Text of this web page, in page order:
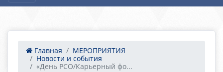
Главная
МЕРОПРИЯТИЯ
Новости и события
«День РСО/Карьерный фо...